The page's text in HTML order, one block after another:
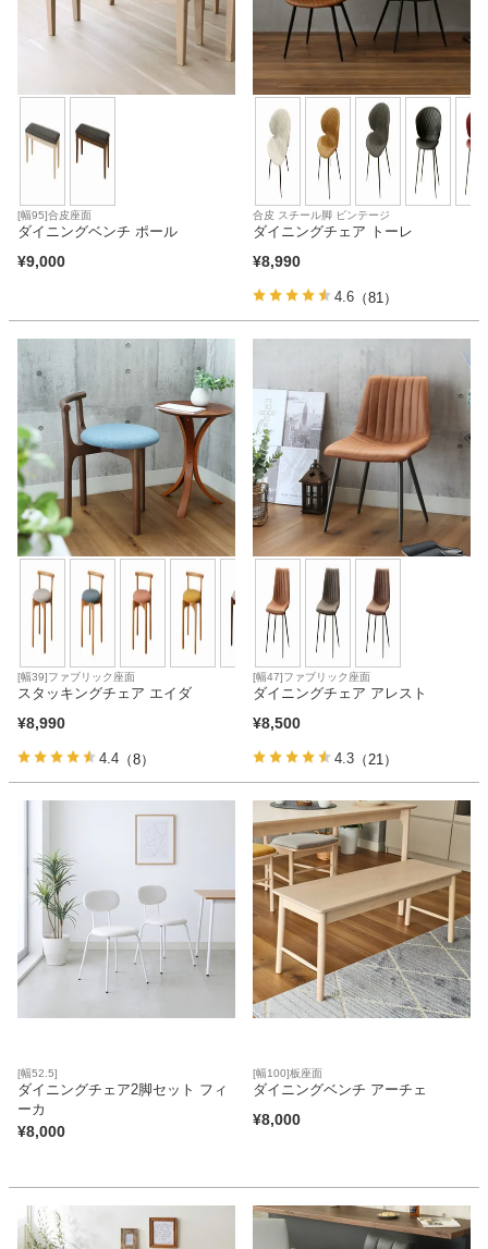
[幅95]合皮座面
ダイニングベンチ ポール
¥9,000
合皮 スチール脚 ビンテージ
ダイニングチェア トーレ
¥8,990
4.6 （81）
[幅39]ファブリック座面
スタッキングチェア エイダ
¥8,990
4.4 （8）
[幅47]ファブリック座面
ダイニングチェア アレスト
¥8,500
4.3 （21）
[幅52.5]
ダイニングチェア2脚セット フィ
ーカ
¥8,000
[幅100]板座面
ダイニングベンチ アーチェ
¥8,000